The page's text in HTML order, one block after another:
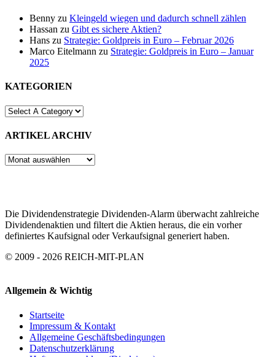
Benny zu Kleingeld wiegen und dadurch schnell zählen
Hassan zu Gibt es sichere Aktien?
Hans zu Strategie: Goldpreis in Euro – Februar 2026
Marco Eitelmann zu Strategie: Goldpreis in Euro – Januar
2025
KATEGORIEN
ARTIKEL ARCHIV
ARTIKEL
Die Dividendenstrategie Dividenden-Alarm überwacht zahlreiche
Dividendenaktien und filtert die Aktien heraus, die ein vorher
definiertes Kaufsignal oder Verkaufsignal generiert haben.
© 2009 - 2026 REICH-MIT-PLAN
Allgemein & Wichtig
Startseite
Impressum & Kontakt
Allgemeine Geschäftsbedingungen
Datenschutzerklärung